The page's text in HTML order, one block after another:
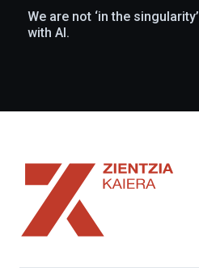
We are not ‘in the singularity’
with AI.
Zientzia
Kaiera